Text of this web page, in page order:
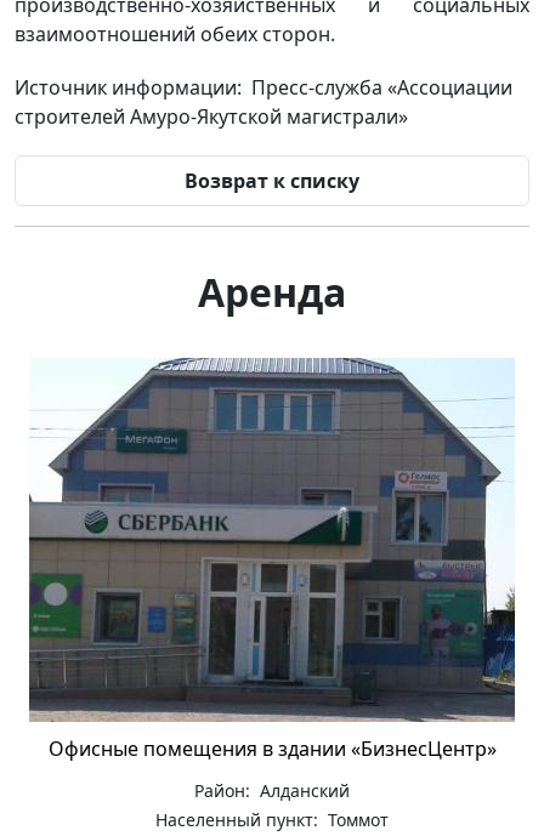
взаимоотношений обеих сторон.
Источник информации: Пресс-служба «Ассоциации
строителей Амуро-Якутской магистрали»
Возврат к списку
Аренда
Офисные помещения в здании «БизнесЦентр»
Район: Алданский
Населенный пункт: Томмот